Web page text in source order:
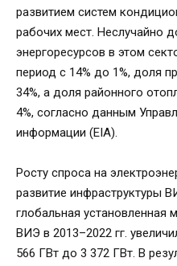
развитием систем
рабочих мест. Неслучайно
энергоресурсов в этом
период с 14% до 1%, доля
34%, а доля районного
4%, согласно данным
информации (EIA).
Росту спроса на
развитие инфраструктуры
глобальная установленная
ВИЭ в 2013–2022 гг.
566 ГВт до 3 372 ГВт. В